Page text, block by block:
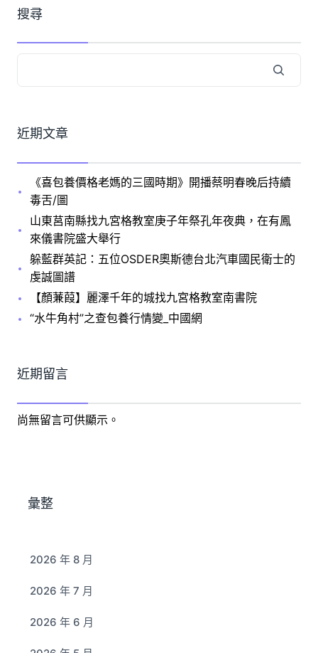
搜尋
近期文章
《喜包養價格老媽的三國時期》開播蔡明春晚后持續
毒舌/圖
山東莒南縣找九宮格教室庚子年祭孔年夜典，在有鳳
來儀書院盛大舉行
躲藍群英記：五位OSDER奧斯德台北汽車國民衛士的
虔誠圖譜
【顏蒹葭】麗澤千年的城找九宮格教室南書院
“水牛角村”之查包養行情變_中國網
近期留言
尚無留言可供顯示。
彙整
2026 年 8 月
2026 年 7 月
2026 年 6 月